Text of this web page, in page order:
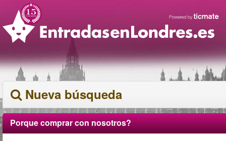
Nueva búsqueda
Porque comprar con nosotros?